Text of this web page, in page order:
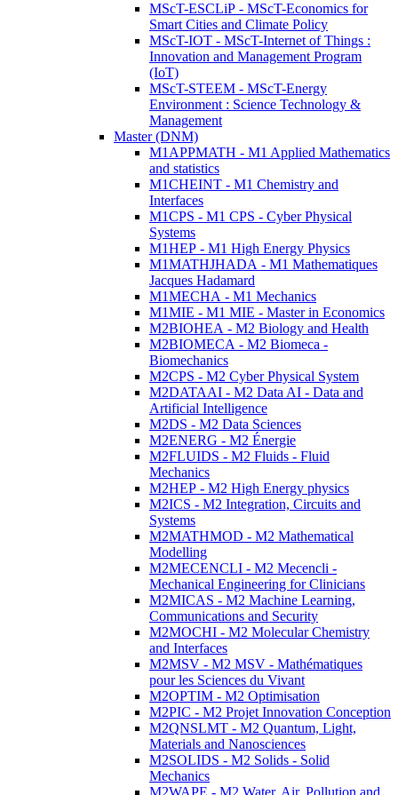
MScT-ESCLiP - MScT-Economics for
Smart Cities and Climate Policy
MScT-IOT - MScT-Internet of Things :
Innovation and Management Program
(IoT)
MScT-STEEM - MScT-Energy
Environment : Science Technology &
Management
Master (DNM)
M1APPMATH - M1 Applied Mathematics
and statistics
M1CHEINT - M1 Chemistry and
Interfaces
M1CPS - M1 CPS - Cyber Physical
Systems
M1HEP - M1 High Energy Physics
M1MATHJHADA - M1 Mathematiques
Jacques Hadamard
M1MECHA - M1 Mechanics
M1MIE - M1 MIE - Master in Economics
M2BIOHEA - M2 Biology and Health
M2BIOMECA - M2 Biomeca -
Biomechanics
M2CPS - M2 Cyber Physical System
M2DATAAI - M2 Data AI - Data and
Artificial Intelligence
M2DS - M2 Data Sciences
M2ENERG - M2 Énergie
M2FLUIDS - M2 Fluids - Fluid
Mechanics
M2HEP - M2 High Energy physics
M2ICS - M2 Integration, Circuits and
Systems
M2MATHMOD - M2 Mathematical
Modelling
M2MECENCLI - M2 Mecencli -
Mechanical Engineering for Clinicians
M2MICAS - M2 Machine Learning,
Communications and Security
M2MOCHI - M2 Molecular Chemistry
and Interfaces
M2MSV - M2 MSV - Mathématiques
pour les Sciences du Vivant
M2OPTIM - M2 Optimisation
M2PIC - M2 Projet Innovation Conception
M2QNSLMT - M2 Quantum, Light,
Materials and Nanosciences
M2SOLIDS - M2 Solids - Solid
Mechanics
M2WAPE - M2 Water, Air, Pollution and